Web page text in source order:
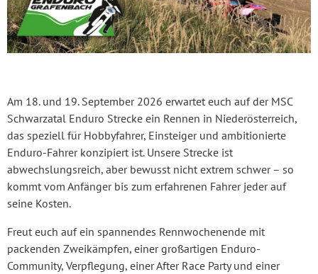
Am 18. und 19. September 2026 erwartet euch auf der MSC
Schwarzatal Enduro Strecke ein Rennen in Niederösterreich,
das speziell für Hobbyfahrer, Einsteiger und ambitionierte
Enduro-Fahrer konzipiert ist. Unsere Strecke ist
abwechslungsreich, aber bewusst nicht extrem schwer – so
kommt vom Anfänger bis zum erfahrenen Fahrer jeder auf
seine Kosten.
Freut euch auf ein spannendes Rennwochenende mit
packenden Zweikämpfen, einer großartigen Enduro-
Community, Verpflegung, einer After Race Party und einer